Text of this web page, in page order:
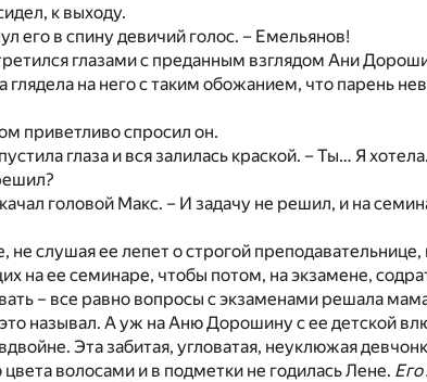
к выходу.
его в спину девичий голос. – Емельянов!
глазами с преданным взглядом Ани
глядела на него с таким обожанием, что парень
приветливо спросил он.
глаза и вся залилась краской. – Ты… Я
головой Макс. – И задачу не решил, и на
не слушая ее лепет о строгой преподавательнице,
на ее семинаре, чтобы потом, на экзамене,
– все равно вопросы с экзаменами решала
называл. А уж на Аню Дорошину с ее детской
Эта забитая, угловатая, неуклюжая
волосами и в подметки не годилась Лене. Его